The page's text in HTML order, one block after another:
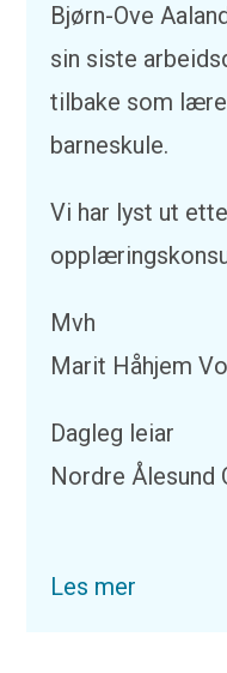
Bjørn-Ove
sin siste
tilbake som
barneskule.
Vi har lyst ut
Mvh
Marit Håhjem
Dagleg leiar
Nordre
Les mer